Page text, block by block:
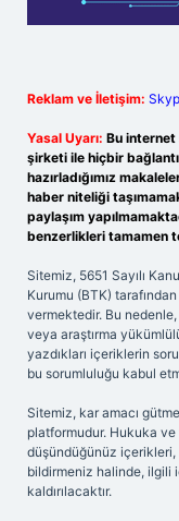
Reklam ve İletişim:
Yasal Uyarı: Bu internet
şirketi ile hiçbir
hazırladığımız
haber niteliği
paylaşım
benzerlikleri tamamen
Sitemiz, 5651 Sayılı
Kurumu (BTK)
vermektedir. Bu
veya araştırma
yazdıkları içeriklerin
bu sorumluluğu kabul
Sitemiz, kar amacı
platformudur. Hukuka ve
düşündüğünüz içerikleri,
bildirmeniz halinde, ilgili
kaldırılacaktır.